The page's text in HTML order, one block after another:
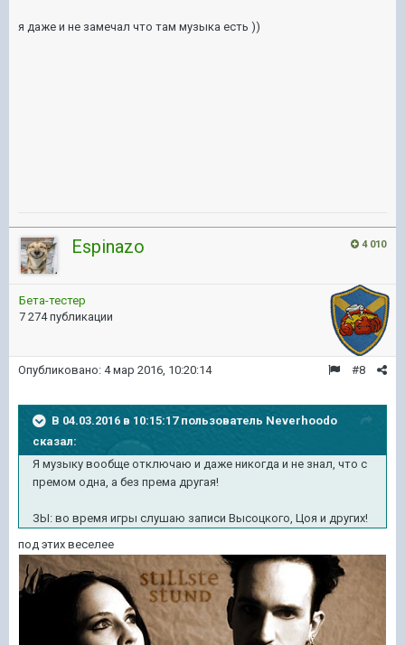
я даже и не замечал что там музыка есть ))
4 010
Espinazo
Бета-тестер
7 274 публикации
#8
Опубликовано: 4 мар 2016, 10:20:14
В 04.03.2016 в 10:15:17 пользователь Neverhoodo
сказал:
Я музыку вообще отключаю и даже никогда и не знал, что с
премом одна, а без према другая!
ЗЫ: во время игры слушаю записи Высоцкого, Цоя и других!
под этих веселее